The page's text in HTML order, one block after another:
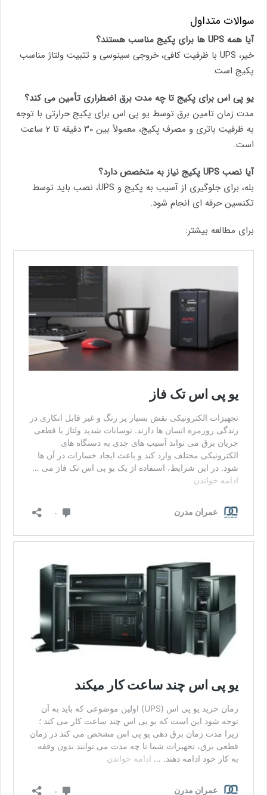
سوالات متداول
آیا همه UPS ها برای پکیج مناسب هستند؟
خیر، UPS با ظرفیت کافی، خروجی سینوسی و تثبیت ولتاژ مناسب
پکیج است.
یو پی اس برای پکیج تا چه مدت برق اضطراری تأمین می‌ کند؟
مدت زمان تامین برق توسط یو پی اس برای پکیج حرارتی با توجه
به ظرفیت باتری و مصرف پکیج، معمولاً بین ۳۰ دقیقه تا ۲ ساعت
است.
آیا نصب UPS پکیج نیاز به متخصص دارد؟
بله، برای جلوگیری از آسیب به پکیج و UPS، نصب باید توسط
تکنسین حرفه ای انجام شود.
برای مطالعه بیشتر: